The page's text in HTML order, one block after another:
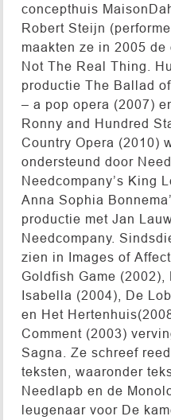
concepthuis
Robert Steijn
maakten ze in 2005
Not The Real Thing.
productie The Ballad
– a pop opera (2007)
Ronny and Hundred
Country Opera (2010)
ondersteund door
Needcompany’s King
Anna Sophia
productie met Jan
Needcompany.
zien in Images of
Goldfish Game (2002),
Isabella (2004), De
en Het
Comment (2003)
Sagna. Ze schreef
teksten, waaronder
Needlapb en de
leugenaar voor De